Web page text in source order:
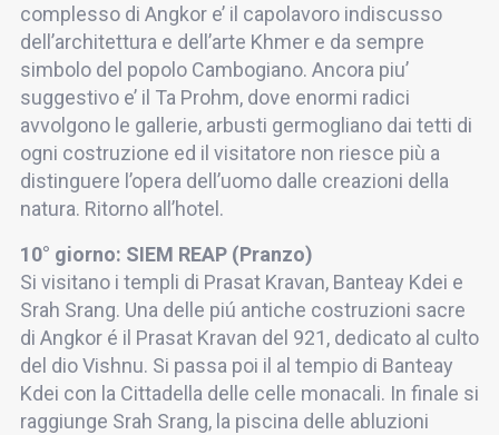
complesso di Angkor e’ il capolavoro indiscusso
dell’architettura e dell’arte Khmer e da sempre
simbolo del popolo Cambogiano. Ancora piu’
suggestivo e’ il Ta Prohm, dove enormi radici
avvolgono le gallerie, arbusti germogliano dai tetti di
ogni costruzione ed il visitatore non riesce più a
distinguere l’opera dell’uomo dalle creazioni della
natura. Ritorno all’hotel.
10° giorno: SIEM REAP (Pranzo)
Si visitano i templi di Prasat Kravan, Banteay Kdei e
Srah Srang. Una delle piú antiche costruzioni sacre
di Angkor é il Prasat Kravan del 921, dedicato al culto
del dio Vishnu. Si passa poi il al tempio di Banteay
Kdei con la Cittadella delle celle monacali. In finale si
raggiunge Srah Srang, la piscina delle abluzioni